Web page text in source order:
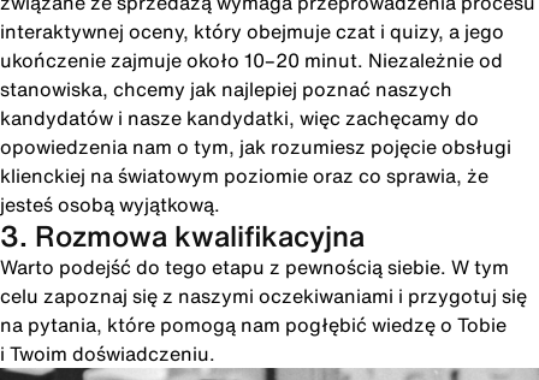
interaktywnej oceny, który obejmuje czat i quizy, a jego
ukończenie zajmuje około 10–20 minut. Niezależnie od
stanowiska, chcemy jak najlepiej poznać naszych
kandydatów i nasze kandydatki, więc zachęcamy do
opowiedzenia nam o tym, jak rozumiesz pojęcie obsługi
klienckiej na światowym poziomie oraz co sprawia, że
jesteś osobą wyjątkową.
3. Rozmowa kwalifikacyjna
Warto podejść do tego etapu z pewnością siebie. W tym
celu zapoznaj się z naszymi oczekiwaniami i przygotuj się
na pytania, które pomogą nam pogłębić wiedzę o Tobie
i Twoim doświadczeniu.